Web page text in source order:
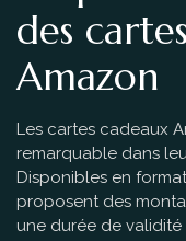
des
Amazon
Les cartes cadeaux
remarquable dans
Disponibles en
proposent des
une durée de